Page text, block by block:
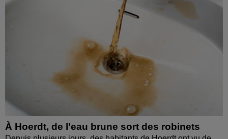
À Hoerdt, de l’eau brune sort des robinets